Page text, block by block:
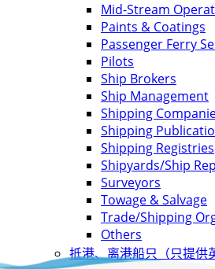
Mid-Stream
Paints & Coatings
Passenger Ferry
Pilots
Ship Brokers
Ship Management
Shipping
Shipping
Shipping Registries
Shipyards/Ship
Surveyors
Towage & Salvage
Trade/Shipping
Others
抵港、离港船只（只提供